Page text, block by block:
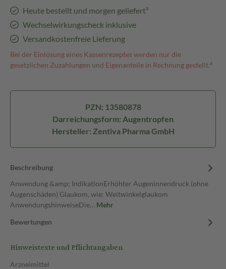
Heute bestellt und morgen geliefert³
Wechselwirkungscheck inklusive
Versandkostenfreie Lieferung
Bei der Einlösung eines Kassenrezeptes werden nur die
gesetzlichen Zuzahlungen und Eigenanteile in Rechnung gestellt.⁴
PZN: 13580878
Darreichungsform: Augentropfen
Hersteller: Zentiva Pharma GmbH
Beschreibung
Anwendung &amp; IndikationErhöhter Augeninnendruck (ohne
Augenschäden) Glaukom, wie: Weitwinkelglaukom
AnwendungshinweiseDie… Mehr
Bewertungen
Hinweistexte und Pflichtangaben
Arzneimittel